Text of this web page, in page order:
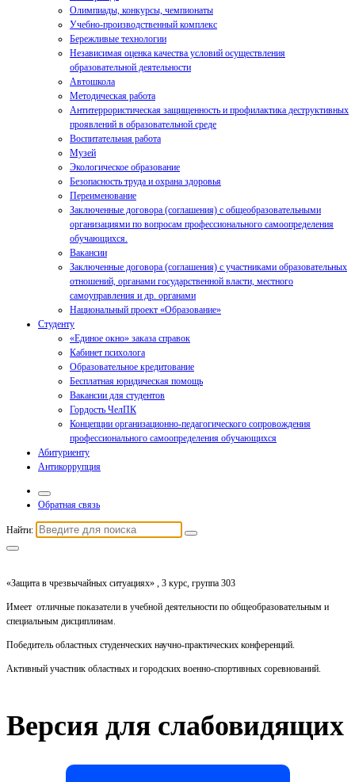
Олимпиады, конкурсы, чемпионаты
Учебно-производственный комплекс
Бережливые технологии
Независимая оценка качества условий осуществления
образовательной деятельности
Автошкола
Методическая работа
Антитеррористическая защищенность и профилактика деструктивных
проявлений в образовательной среде
Воспитательная работа
Музей
Экологическое образование
Безопасность труда и охрана здоровья
Переименование
Заключенные договора (соглашения) с общеобразовательными
организациями по вопросам профессионального самоопределения
обучающихся.
Вакансии
Заключенные договора (соглашения) с участниками образовательных
отношений, органами государственной власти, местного
самоуправления и др. органами
Национальный проект «Образование»
Студенту
«Единое окно» заказа справок
Кабинет психолога
Образовательное кредитование
Бесплатная юридическая помощь
Вакансии для студентов
Гордость ЧелПК
Концепции организационно-педагогического сопровождения
профессионального самоопределения обучающихся
Абитуриенту
Антикоррупция
Обратная связь
Найти:
«Защита в чрезвычайных ситуациях» , 3 курс, группа 303
Имеет отличные показатели в учебной деятельности по общеобразовательным и
специальным дисциплинам.
Победитель областных студенческих научно-практических конференций.
Активный участник областных и городских военно-спортивных соревнований.
Версия для слабовидящих